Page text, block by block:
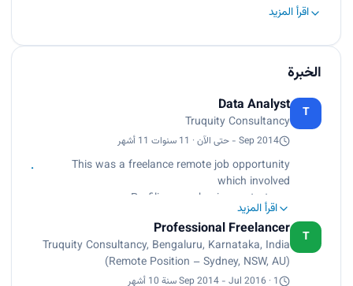
اقرأ المزيد
الخبرة
T
Data Analyst
Truquity Consultancy
Sep 2014 - حتى الآن · 11 سنوات 11 أشهر
This was a freelance remote job opportunity
which involved
Profiling new business start ups
Working on new business models
I Used tools like Salesforce CRM
Planning product design
Marketing the product
Analyzing consumer demands
اقرأ المزيد
T
Professional Freelancer
Truquity Consultancy, Bengaluru, Karnataka, India
(Remote Position – Sydney, NSW, AU)
Sep 2014 - Jul 2016 · 1 سنة 10 أشهر